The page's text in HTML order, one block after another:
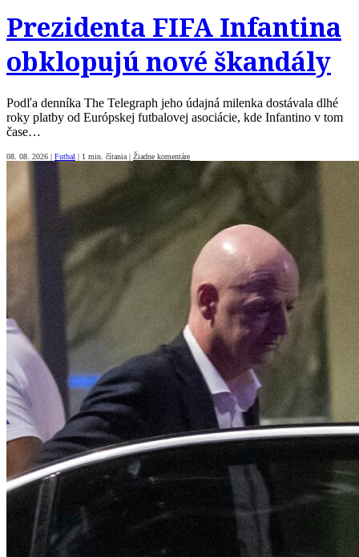
Prezidenta FIFA Infantina
obklopujú nové škandály
Podľa denníka The Telegraph jeho údajná milenka dostávala dlhé
roky platby od Európskej futbalovej asociácie, kde Infantino v tom
čase…
08. 08. 2026 | Futbal | 1 min. čítania | Žiadne komentáre